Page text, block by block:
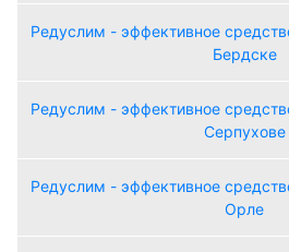
Редуслим - эффективное
Бердске
Редуслим - эффективное
Серпухове
Редуслим - эффективное
Орле